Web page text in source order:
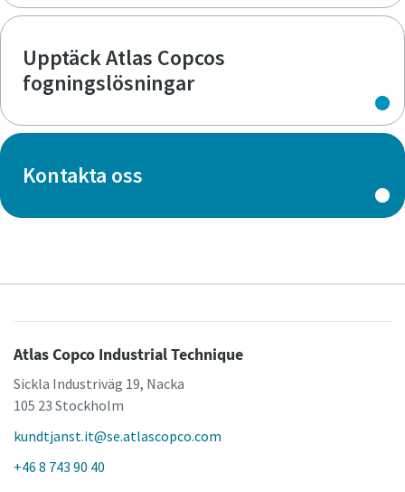
Upptäck Atlas Copcos
fogningslösningar
Kontakta oss
Atlas Copco Industrial Technique
Sickla Industriväg 19, Nacka
105 23 Stockholm
kundtjanst.it@se.atlascopco.com
+46 8 743 90 40